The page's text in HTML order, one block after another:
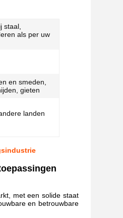
staal,
als per uw
en smeden,
gieten
landen
met een solide staat
en betrouwbare